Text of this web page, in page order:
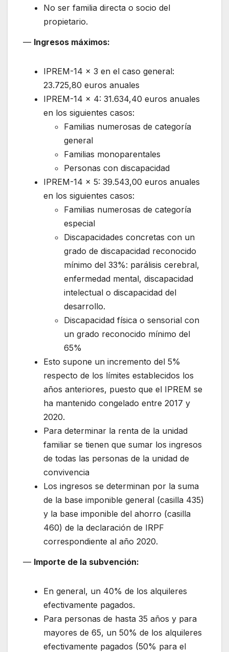
No ser familia directa o socio del
propietario.
— Ingresos máximos:
IPREM-14 x 3 en el caso general:
23.725,80 euros anuales
IPREM-14 x 4: 31.634,40 euros anuales
en los siguientes casos:
Familias numerosas de categoría
general
Familias monoparentales
Personas con discapacidad
IPREM-14 x 5: 39.543,00 euros anuales
en los siguientes casos:
Familias numerosas de categoría
especial
Discapacidades concretas con un
grado de discapacidad reconocido
mínimo del 33%: parálisis cerebral,
enfermedad mental, discapacidad
intelectual o discapacidad del
desarrollo.
Discapacidad física o sensorial con
un grado reconocido mínimo del
65%
Esto supone un incremento del 5%
respecto de los límites establecidos los
años anteriores, puesto que el IPREM se
ha mantenido congelado entre 2017 y
2020.
Para determinar la renta de la unidad
familiar se tienen que sumar los ingresos
de todas las personas de la unidad de
convivencia
Los ingresos se determinan por la suma
de la base imponible general (casilla 435)
y la base imponible del ahorro (casilla
460) de la declaración de IRPF
correspondiente al año 2020.
— Importe de la subvención:
En general, un 40% de los alquileres
efectivamente pagados.
Para personas de hasta 35 años y para
mayores de 65, un 50% de los alquileres
efectivamente pagados (50% para el